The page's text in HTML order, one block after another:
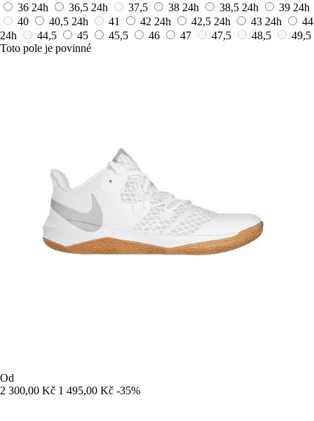
36 24h 36,5 24h 37,5 38 24h 38,5 24h 39 24h
40
40,5 24h 41 42 24h 42,5 24h 43 24h
44
24h
44,5 45 45,5 46 47 47,5 48,5
49,5
Toto pole je povinné
Od
2 300,00 Kč 1 495,00 Kč -35%